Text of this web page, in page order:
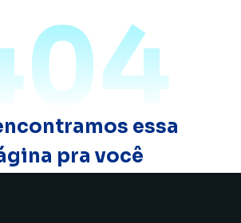
essa
pra você